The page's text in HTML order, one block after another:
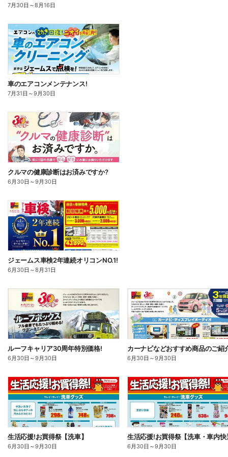
7月30日 ～8月16日
車のエアコンメンテナンス!
7月31日 ～9月30日
クルマの健康診断はお済みですか?
6月30日 ～9月30日
ジェームス車検2年連続オリコンNO.1!
6月30日 ～8月31日
ルーフキャリア30周年特別価格!
6月30日 ～9月30日
カーナビなどおすすめ商品のご紹
6月30日 ～9月30日
生活応援!お買得祭【洗車】
6月30日 ～9月30日
生活応援!お買得祭【洗車・車内快
6月30日 ～9月30日